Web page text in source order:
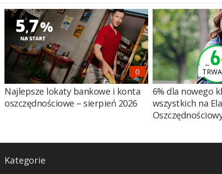
Najlepsze lokaty bankowe i konta
oszczędnościowe – sierpień 2026
6% dla nowego
wszystkich na
Kategorie